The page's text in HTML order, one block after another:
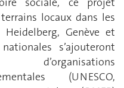
locaux dans les
Heidelberg, Genève et
s’ajouteront
(UNESCO,